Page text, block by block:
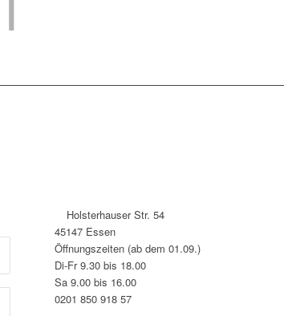
Holsterhauser Str. 54
45147 Essen
Öffnungszeiten (ab dem 01.09.)
Di-Fr 9.30 bis 18.00
Sa 9.00 bis 16.00
0201 850 918 57